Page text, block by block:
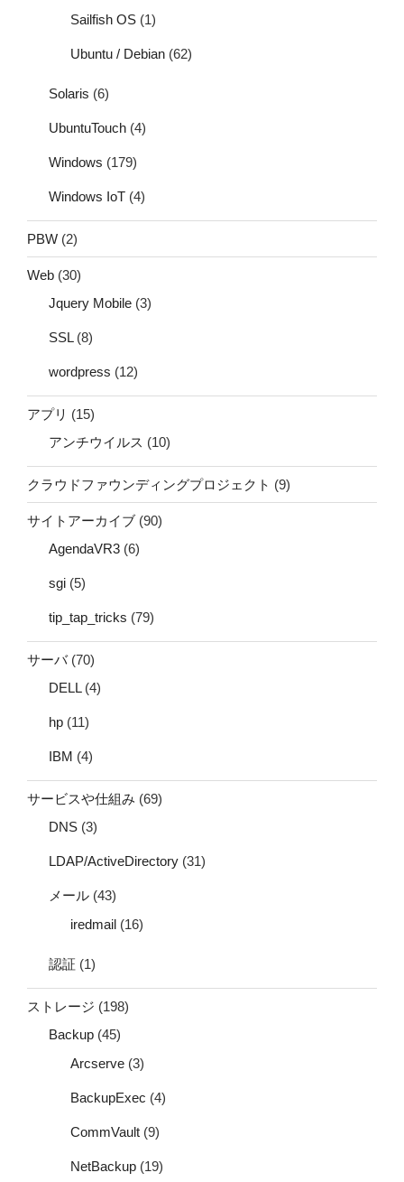
Sailfish OS (1)
Ubuntu / Debian (62)
Solaris (6)
UbuntuTouch (4)
Windows (179)
Windows IoT (4)
PBW (2)
Web (30)
Jquery Mobile (3)
SSL(8)
wordpress (12)
アプリ (15)
アンチウイルス (10)
クラウドファウンディングプロジェクト (9)
サイトアーカイブ (90)
AgendaVR3 (6)
sgi (5)
tip_tap_tricks (79)
サーバ(70)
DELL(4)
hp (11)
IBM (4)
サービスや仕組み (69)
DNS (3)
LDAP/ActiveDirectory (31)
メール (43)
iredmail (16)
認証 (1)
ストレージ (198)
Backup (45)
Arcserve (3)
BackupExec (4)
CommVault (9)
NetBackup (19)